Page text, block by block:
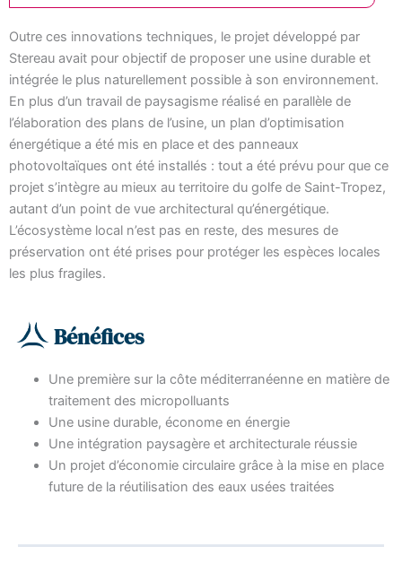
Outre ces innovations techniques, le projet développé par
Stereau avait pour objectif de proposer une usine durable et
intégrée le plus naturellement possible à son environnement.
En plus d’un travail de paysagisme réalisé en parallèle de
l’élaboration des plans de l’usine, un plan d’optimisation
énergétique a été mis en place et des panneaux
photovoltaïques ont été installés : tout a été prévu pour que ce
projet s’intègre au mieux au territoire du golfe de Saint-Tropez,
autant d’un point de vue architectural qu’énergétique.
L’écosystème local n’est pas en reste, des mesures de
préservation ont été prises pour protéger les espèces locales
les plus fragiles.
Bénéfices
Une première sur la côte méditerranéenne en matière de
traitement des micropolluants
Une usine durable, économe en énergie
Une intégration paysagère et architecturale réussie
Un projet d’économie circulaire grâce à la mise en place
future de la réutilisation des eaux usées traitées